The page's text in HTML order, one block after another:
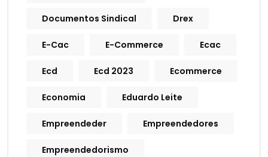
Documentos Sindical Drex
E-Cac E-Commerce Ecac
Ecd Ecd 2023 Ecommerce
Economia Eduardo Leite
Empreendeder Empreendedores
Empreendedorismo